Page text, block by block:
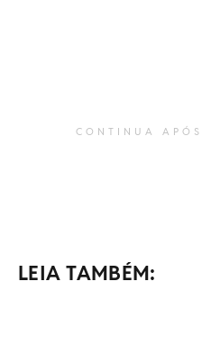
CONTINUA
LEIA TAMBÉM: